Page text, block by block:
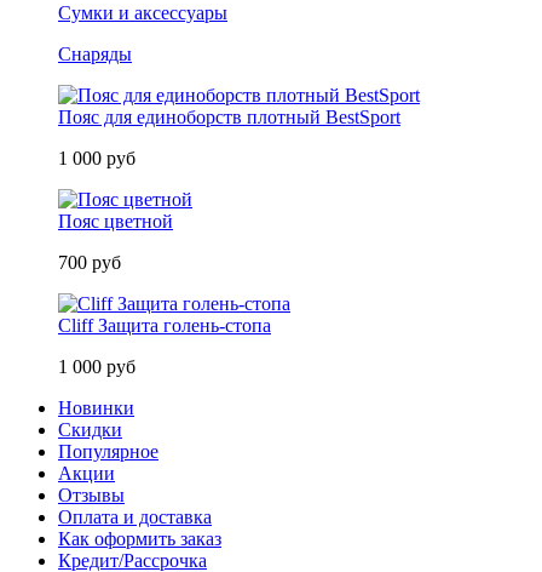
Сумки и аксессуары
Снаряды
Пояс для единоборств плотный BestSport
1 000 руб
Пояс цветной
700 руб
Cliff Защита голень-стопа
1 000 руб
Новинки
Скидки
Популярное
Акции
Отзывы
Оплата и доставка
Как оформить заказ
Кредит/Рассрочка